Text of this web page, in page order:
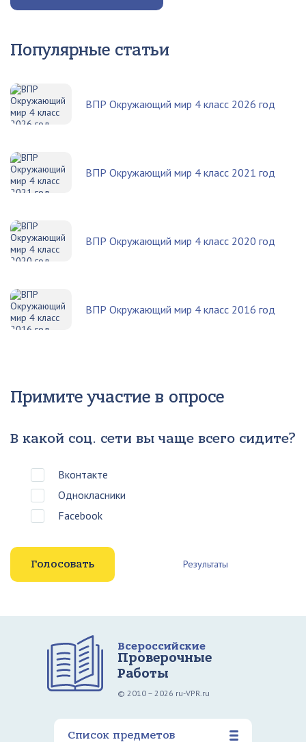
Популярные статьи
ВПР Окружающий мир 4 класс 2026 год
ВПР Окружающий мир 4 класс 2021 год
ВПР Окружающий мир 4 класс 2020 год
ВПР Окружающий мир 4 класс 2016 год
Примите участие в опросе
В какой соц. сети вы чаще всего сидите?
Вконтакте
Однокласники
Facebook
Результаты
Всероссийские
Проверочные
Работы
© 2010 – 2026 ru-VPR.ru
Список предметов